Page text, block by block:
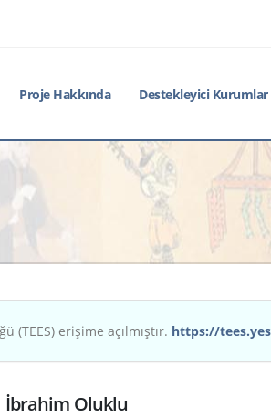
Proje Hakkında Destekleyici Kurumlar
(TEES) erişime açılmıştır. https://
İbrahim Oluklu